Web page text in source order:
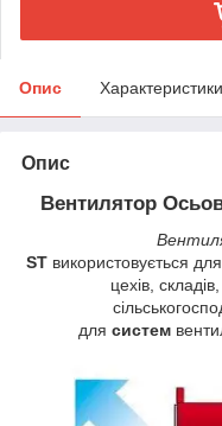
Опис Характеристики
Опис
Вентилятор
STвикористовується для
цехів,
для систем